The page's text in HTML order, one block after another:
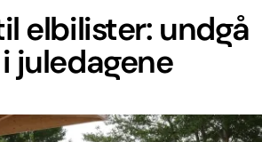
elbilister: undgå
juledagene